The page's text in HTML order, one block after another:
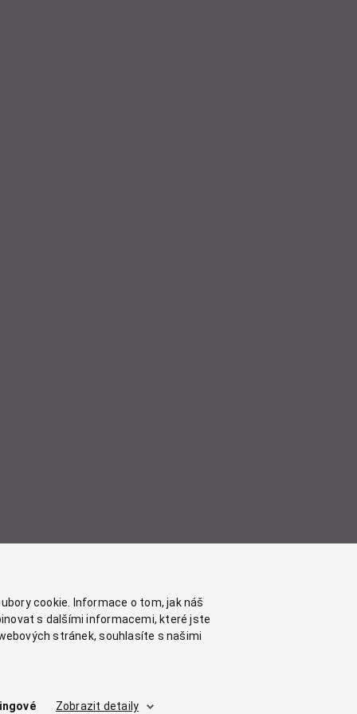
cookie. Informace o tom, jak náš
s dalšími informacemi, které jste
stránek, souhlasíte s našimi
Zobrazit detaily